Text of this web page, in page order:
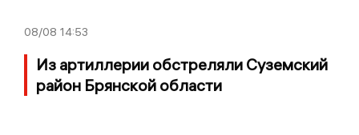
08/08 14:53
Из артиллерии обстреляли Суземский
район Брянской области